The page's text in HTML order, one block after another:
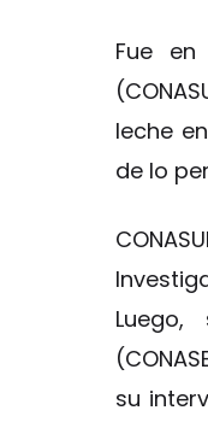
Fue
leche
de lo
su